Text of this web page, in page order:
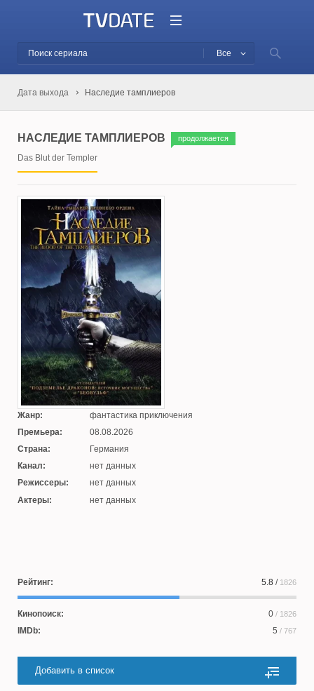
Все
Дата выхода Наследие тамплиеров
НАСЛЕДИЕ ТАМПЛИЕРОВ продолжается
Das Blut der Templer
Жанр:
фантастика приключения
Премьера:
08.08.2026
Страна:
Германия
Канал:
нет данных
Режиссеры:
нет данных
Актеры:
нет данных
Рейтинг: 5.8 / 1826
Кинопоиск: 0 / 1826
IMDb: 5 / 767
Добавить в список